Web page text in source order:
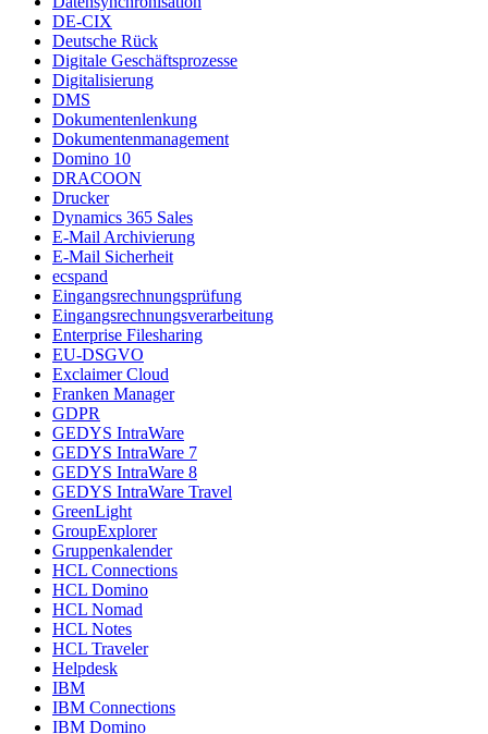
DE-CIX
Deutsche Rück
Digitale Geschäftsprozesse
Digitalisierung
DMS
Dokumentenlenkung
Dokumentenmanagement
Domino 10
DRACOON
Drucker
Dynamics 365 Sales
E-Mail Archivierung
E-Mail Sicherheit
ecspand
Eingangsrechnungsprüfung
Eingangsrechnungsverarbeitung
Enterprise Filesharing
EU-DSGVO
Exclaimer Cloud
Franken Manager
GDPR
GEDYS IntraWare
GEDYS IntraWare 7
GEDYS IntraWare 8
GEDYS IntraWare Travel
GreenLight
GroupExplorer
Gruppenkalender
HCL Connections
HCL Domino
HCL Nomad
HCL Notes
HCL Traveler
Helpdesk
IBM
IBM Connections
IBM Domino